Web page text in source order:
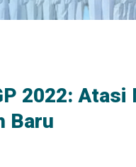
2022:
Baru